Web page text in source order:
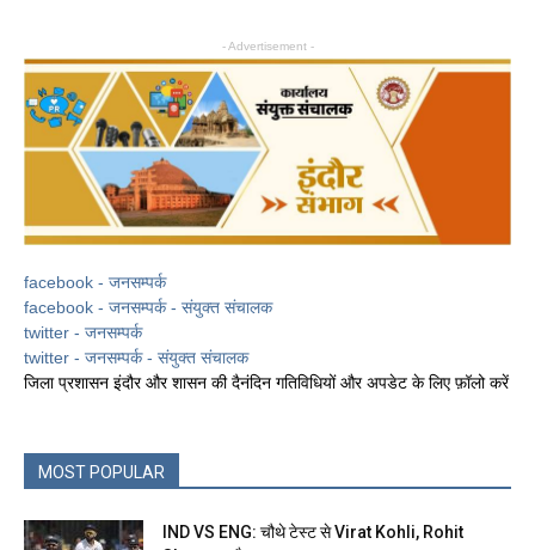
- Advertisement -
facebook - जनसम्पर्क
facebook - जनसम्पर्क - संयुक्त संचालक
twitter - जनसम्पर्क
twitter - जनसम्पर्क - संयुक्त संचालक
जिला प्रशासन इंदौर और शासन की दैनंदिन गतिविधियों और अपडेट के लिए फ़ॉलो करें
MOST POPULAR
IND VS ENG: चौथे टेस्ट से Virat Kohli, Rohit